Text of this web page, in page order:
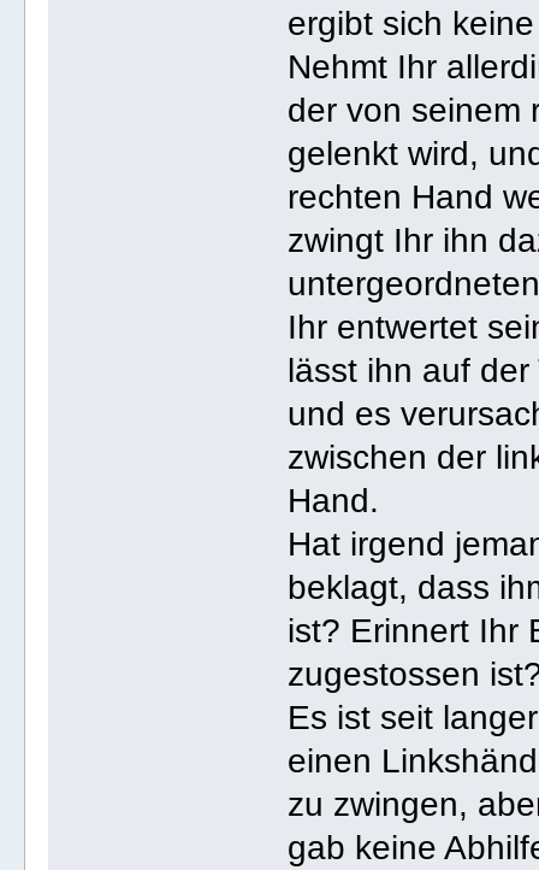
ergibt sich
Nehmt Ihr
der von seinem
gelenkt wird,
rechten Hand
zwingt Ihr ihn
Ihr entwertet
lässt ihn auf
und es
zwischen der
Hand.
Hat irgend
beklagt, dass
ist? Erinnert Ihr
zugestossen
Es ist seit
einen
zu zwingen,
gab keine